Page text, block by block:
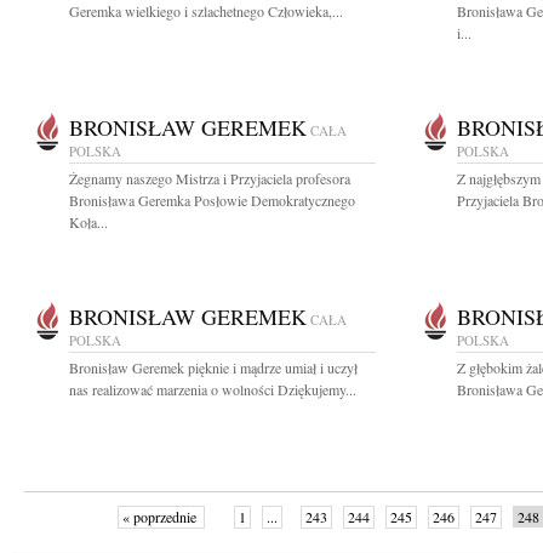
Geremka wielkiego i szlachetnego Człowieka,...
Bronisława
i...
BRONISŁAW GEREMEK CAŁA
POLSKA
Żegnamy naszego Mistrza i Przyjaciela profesora
Bronisława Geremka Posłowie Demokratycznego
Koła...
POLSKA
Z
Przyjaciela
BRONISŁAW GEREMEK CAŁA
POLSKA
Bronisław Geremek pięknie i mądrze umiał i uczył
nas realizować marzenia o wolności Dziękujemy...
POLSKA
Z głębokim
Bronisława
« poprzednie 1 ... 243 244 245 246 247 248